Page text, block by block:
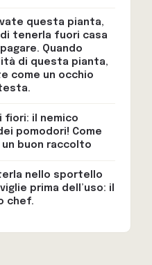
questa pianta,
tenerla fuori casa
Quando
di questa pianta,
come un occhio
fiori: il nemico
pomodori! Come
buon raccolto
nello sportello
prima dell’uso: il
chef.